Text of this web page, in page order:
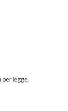
per legge.